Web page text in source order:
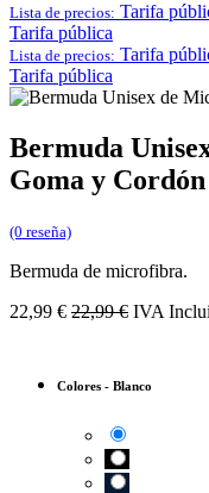
Lista de precios: Tarifa
Tarifa pública
Lista de precios: Tarifa
Tarifa pública
Bermuda
Goma y
(0 reseña)
Bermuda de microfibra.
22,99 € 22,99€ IVA
Colores - Blanco